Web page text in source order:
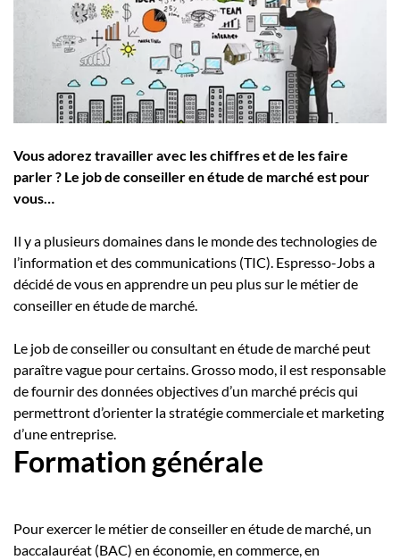
Employeurs
Publiez une offre d'emploi
Vous adorez travailler avec les chiffres et de les faire
parler ? Le job de conseiller en étude de marché est pour
vous…
Il y a plusieurs domaines dans le monde des technologies de
l’information et des communications (TIC). Espresso-Jobs a
décidé de vous en apprendre un peu plus sur le métier de
conseiller en étude de marché.
Le job de conseiller ou consultant en étude de marché peut
paraître vague pour certains. Grosso modo, il est responsable
de fournir des données objectives d’un marché précis qui
permettront d’orienter la stratégie commerciale et marketing
d’une entreprise.
Formation générale
Pour exercer le métier de conseiller en étude de marché, un
baccalauréat (BAC) en économie, en commerce, en